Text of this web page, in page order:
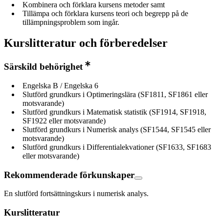
Kombinera och förklara kursens metoder samt
Tillämpa och förklara kursens teori och begrepp på de
tillämpningsproblem som ingår.
Kurslitteratur och förberedelser
Särskild behörighet
Engelska B / Engelska 6
Slutförd grundkurs i Optimeringslära (SF1811, SF1861 eller
motsvarande)
Slutförd grundkurs i Matematisk statistik (SF1914, SF1918,
SF1922 eller motsvarande)
Slutförd grundkurs i Numerisk analys (SF1544, SF1545 eller
motsvarande)
Slutförd grundkurs i Differentialekvationer (SF1633, SF1683
eller motsvarande)
Rekommenderade förkunskaper
En slutförd fortsättningskurs i numerisk analys.
Kurslitteratur